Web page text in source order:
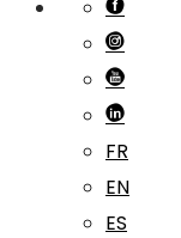
FR
EN
ES